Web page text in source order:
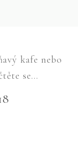
kafe nebo
se...